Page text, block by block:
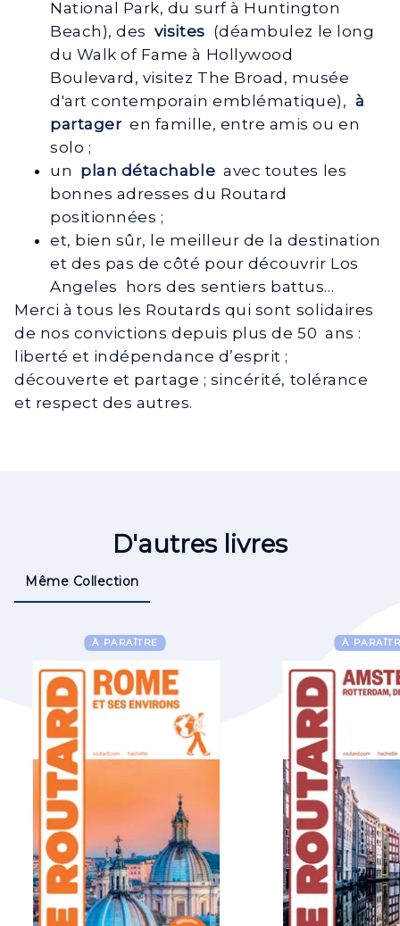
National Park, du surf à Huntington
Beach), des visites (déambulez le long
du Walk of Fame à Hollywood
Boulevard, visitez The Broad, musée
d'art contemporain emblématique), à
partager en famille, entre amis ou en
solo ;
un plan détachableavec toutes les
bonnes adresses du Routard
positionnées ;
et, bien sûr, le meilleur de la destination
et des pas de côté pour découvrir Los
Angeles hors des sentiers battus…
Merci à tous les Routards qui sont solidaires
de nos convictions depuis plus de 50 ans :
liberté et indépendance d’esprit ;
découverte et partage ; sincérité, tolérance
et respect des autres.
D'autres livres
Même Collection
À PARAÎTRE À